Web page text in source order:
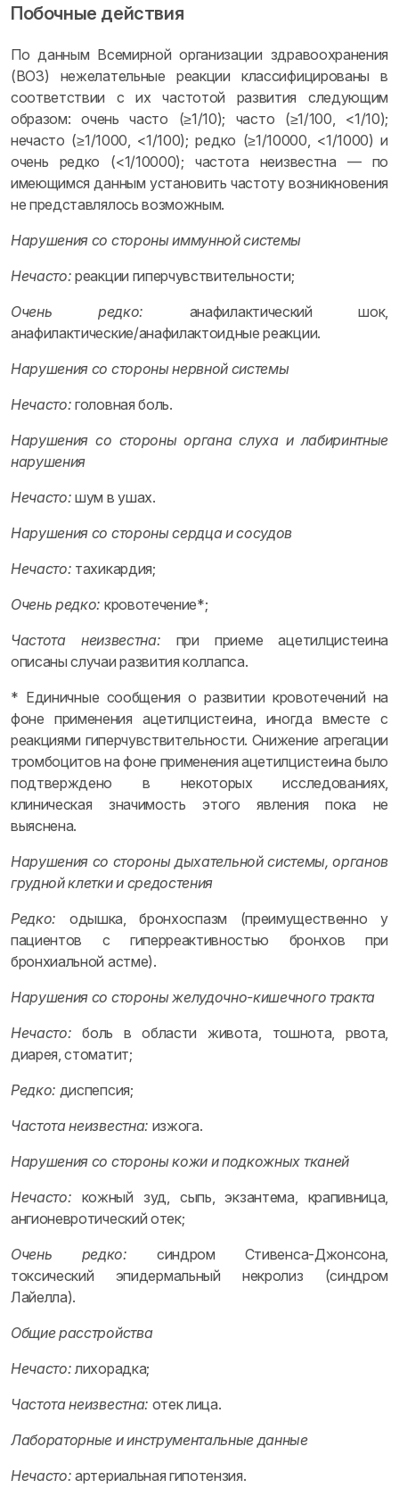
Побочные действия
По данным Всемирной организации здравоохранения
(ВОЗ) нежелательные реакции классифицированы в
соответствии с их частотой развития следующим
образом: очень часто (≥1/10); часто (≥1/100, <1/10);
нечасто (≥1/1000, <1/100); редко (≥1/10000, <1/1000) и
очень редко (<1/10000); частота неизвестна — по
имеющимся данным установить частоту возникновения
не представлялось возможным.
Нарушения со стороны иммунной системы
Нечасто: реакции гиперчувствительности;
Очень редко: анафилактический шок,
анафилактические/анафилактоидные реакции.
Нарушения со стороны нервной системы
Нечасто: головная боль.
Нарушения со стороны органа слуха и лабиринтные
нарушения
Нечасто: шум в ушах.
Нарушения со стороны сердца и сосудов
Нечасто: тахикардия;
Очень редко: кровотечение*;
Частота неизвестна: при приеме ацетилцистеина
описаны случаи развития коллапса.
* Единичные сообщения о развитии кровотечений на
фоне применения ацетилцистеина, иногда вместе с
реакциями гиперчувствительности. Снижение агрегации
тромбоцитов на фоне применения ацетилцистеина было
подтверждено в некоторых исследованиях,
клиническая значимость этого явления пока не
выяснена.
Нарушения со стороны дыхательной системы, органов
грудной клетки и средостения
Редко: одышка, бронхоспазм (преимущественно у
пациентов с гиперреактивностью бронхов при
бронхиальной астме).
Нарушения со стороны желудочно-кишечного тракта
Нечасто: боль в области живота, тошнота, рвота,
диарея, стоматит;
Редко: диспепсия;
Частота неизвестна: изжога.
Нарушения со стороны кожи и подкожных тканей
Нечасто: кожный зуд, сыпь, экзантема, крапивница,
ангионевротический отек;
Очень редко: синдром Стивенса-Джонсона,
токсический эпидермальный некролиз (синдром
Лайелла).
Общие расстройства
Нечасто: лихорадка;
Частота неизвестна: отек лица.
Лабораторные и инструментальные данные
Нечасто: артериальная гипотензия.